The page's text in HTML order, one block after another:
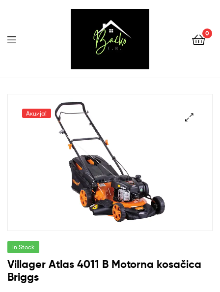
Backo
Sombor
0
Menu
Акција!
In Stock
Villager Atlas 4011 B Motorna kosačica
Briggs